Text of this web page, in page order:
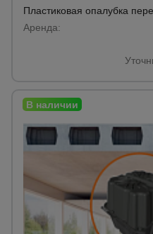
Пластиковая опалубка
Аренда: